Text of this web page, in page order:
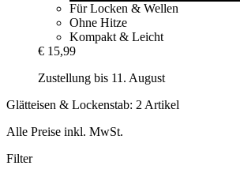
Für Locken & Wellen
Ohne Hitze
Kompakt & Leicht
€ 15,99
Zustellung bis 11. August
Glätteisen & Lockenstab: 2 Artikel
Alle Preise inkl. MwSt.
Filter